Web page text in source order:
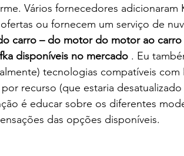
Vários fornecedores adicionaram
ou fornecem um serviço de
carro – do motor do motor ao
disponíveis no mercado . Eu
tecnologias compatíveis
recurso (que estaria
é educar sobre os diferentes
das opções disponíveis.